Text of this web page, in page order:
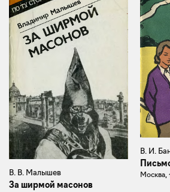
В. В. Малышев
За ширмой масонов
В. И.
Москва,